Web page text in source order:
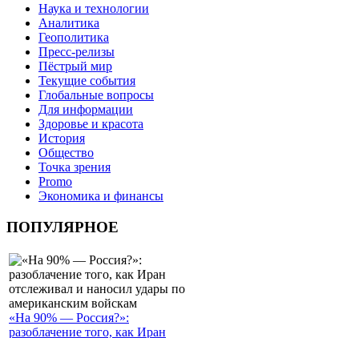
Наука и технологии
Аналитика
Геополитика
Пресс-релизы
Пёстрый мир
Текущие события
Глобальные вопросы
Для информации
Здоровье и красота
История
Общество
Точка зрения
Promo
Экономика и финансы
ПОПУЛЯРНОЕ
«На 90% — Россия?»:
разоблачение того, как Иран